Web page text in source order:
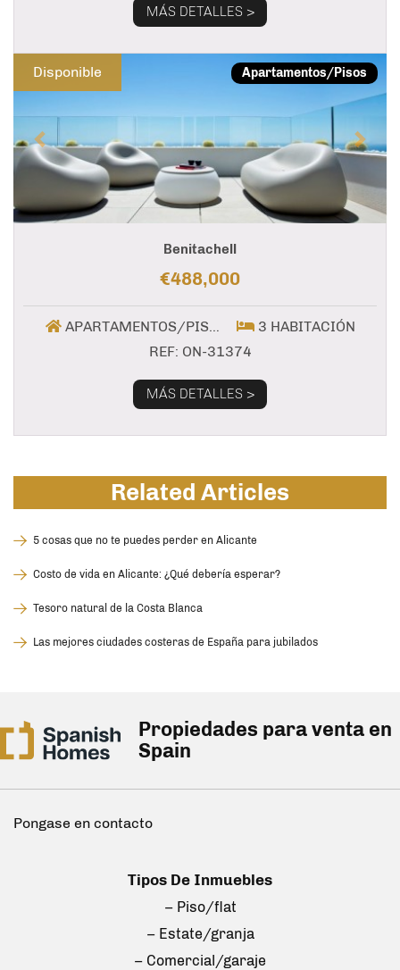
MÁS DETALLES >
Disponible Apartamentos/Pisos
Previous Next
Benitachell
€488,000
APARTAMENTOS/PISOS
3 HABITACIÓN
REF: ON-31374
MÁS DETALLES >
Related Articles
5 cosas que no te puedes perder en Alicante
Costo de vida en Alicante: ¿Qué debería esperar?
Tesoro natural de la Costa Blanca
Las mejores ciudades costeras de España para jubilados
Propiedades para venta en
Spain
Pongase en contacto
Tipos De Inmuebles
– Piso/flat
– Estate/granja
– Comercial/garaje